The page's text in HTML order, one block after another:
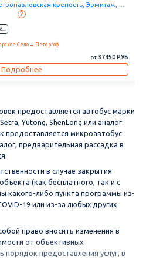
крепость, Эрмитаж, ...
Петергоф
37450 РУБ
предоставляется автобус марки
Yutong, ShenLong или аналог.
предоставляется микроавтобус
предварительная рассадка в
в случае закрытия
(как бесплатного, так и с
какого-либо пункта программы из-
19 или из-за любых других
право вносить изменения в
от объективных
порядок предоставления услуг, в